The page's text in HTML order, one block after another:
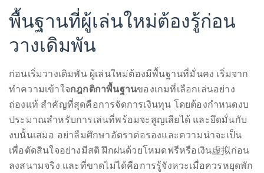
About
Duane
Wells
Publisher,
Influencer,
International
Luxury
Lifestyle
Curator
and
พื้นฐานที่ผู้เล่นใหม่ต้องรู้ก่อน
วางเดิมพัน
ก่อนเริ่มวางเดิมพัน ผู้เล่นใหม่ต้องมีพื้นฐานที่มั่นคง เริ่มจาก
ทำความเข้าใจกฎกติกาพื้นฐานของเกมที่เลือกเล่นอย่าง
ถ่องแท้ สำคัญที่สุดคือการจัดการเงินทุน โดยต้องกำหนดงบ
ประมาณสำหรับการเล่นที่พร้อมจะสูญเสียได้ และยึดมั่นกับ
งบนั้นเสมอ อย่าลืมศึกษาอัตราต่อรองและความน่าจะเป็น
เพื่อตัดสินใจอย่างมีสติ ฝึกฝนด้วยโหมดฟรีหรือเงิน虚拟ก่อน
ลงสนามจริง และที่ขาดไม่ได้คือการรู้จังหวะเมื่อควรหยุดพัก